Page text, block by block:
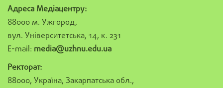
Адреса Медіацентру:
88000 м. Ужгород,
вул. Університетська, 14, к. 231
E-mail: media@uzhnu.edu.ua
Ректорат:
88000, Україна, Закарпатська обл.,